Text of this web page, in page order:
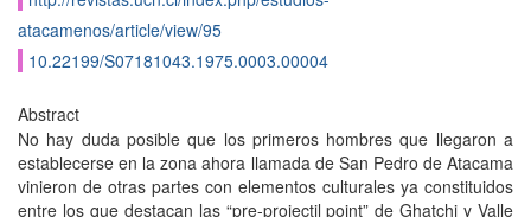
atacamenos/article/view/95
10.22199/S07181043.1975.0003.00004
Abstract
No hay duda posible que los primeros hombres que llegaron a
establecerse en la zona ahora llamada de San Pedro de Atacama
vinieron de otras partes con elementos culturales ya constituidos
entre los que destacan las “pre-projectil point” de Ghatchi y Valle